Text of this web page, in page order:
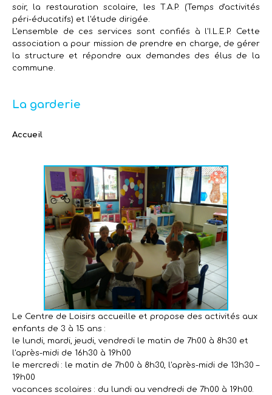
soir, la restauration scolaire, les T.A.P. (Temps d'activités
péri-éducatifs) et l'étude dirigée.
L'ensemble de ces services sont confiés à l'I.L.E.P. Cette
association a pour mission de prendre en charge, de gérer
la structure et répondre aux demandes des élus de la
commune.
La garderie
Accueil
Le Centre de Loisirs accueille et propose des activités aux
enfants de 3 à 15 ans :
le lundi, mardi, jeudi, vendredi le matin de 7h00 à 8h30 et
l'après-midi de 16h30 à 19h00
le mercredi : le matin de 7h00 à 8h30, l'après-midi de 13h30 –
19h00
vacances scolaires : du lundi au vendredi de 7h00 à 19h00.